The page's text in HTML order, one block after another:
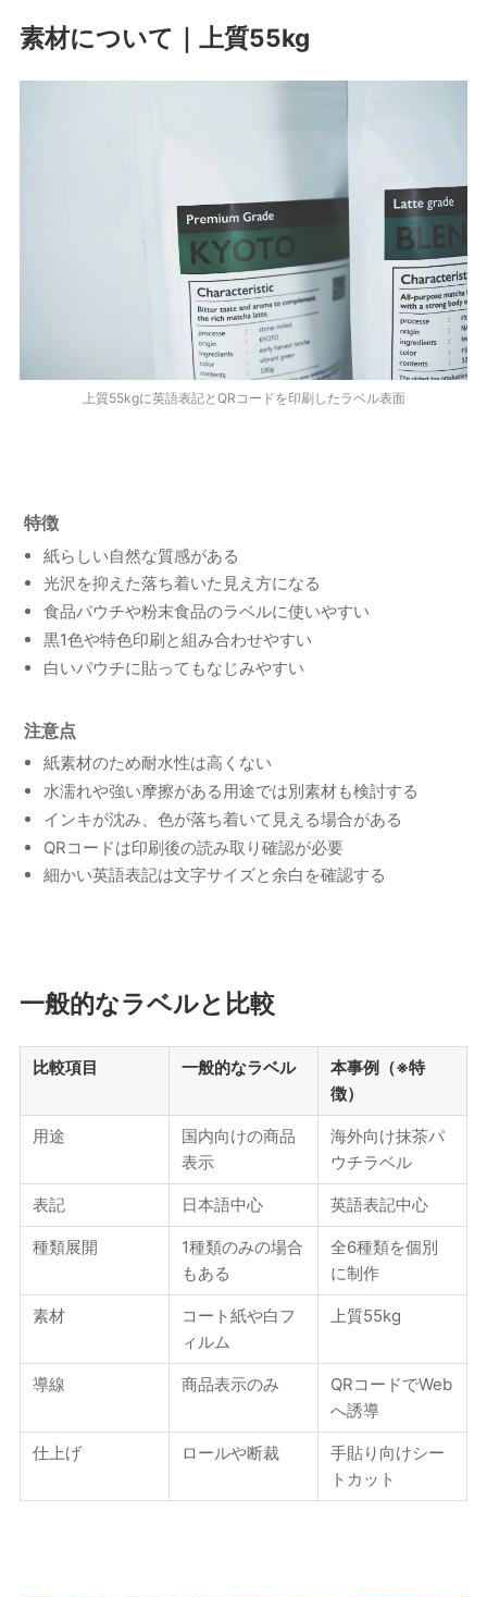
素材について｜上質55kg
上質55kgに英語表記とQRコードを印刷したラベル表面
特徴
紙らしい自然な質感がある
光沢を抑えた落ち着いた見え方になる
食品パウチや粉末食品のラベルに使いやすい
黒1色や特色印刷と組み合わせやすい
白いパウチに貼ってもなじみやすい
注意点
紙素材のため耐水性は高くない
水濡れや強い摩擦がある用途では別素材も検討する
インキが沈み、色が落ち着いて見える場合がある
QRコードは印刷後の読み取り確認が必要
細かい英語表記は文字サイズと余白を確認する
一般的なラベルと比較
比較項目 一般的なラベル
本事例（※特
徴）
用途
国内向けの商品
表示
海外向け抹茶パ
ウチラベル
表記 日本語中心 英語表記中心
種類展開
1種類のみの場合
もある
全6種類を個別
に制作
素材
コート紙や白フ
ィルム
上質55kg
導線 商品表示のみ
QRコードでWeb
へ誘導
仕上げ ロールや断裁
手貼り向けシー
トカット